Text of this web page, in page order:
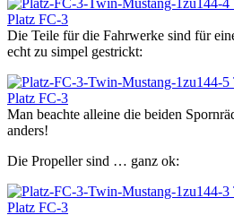
Die Teile für die Fahrwerke sind für
echt zu simpel gestrickt:
Man beachte alleine die beiden
anders!
Die Propeller sind … ganz ok: